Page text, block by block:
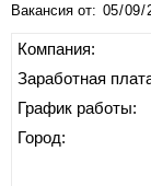
Вакансия от:
Компания:
Заработная
График работы:
Город: